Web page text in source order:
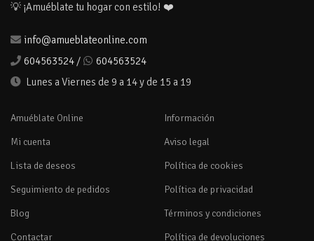
💡 ¡Amuéblate tu hogar con estilo! ❤️
info@amueblateonline.com
604563524 /
604563524
Lunes a Viernes de 9 a 14 y de 15 a 19
Amuéblate Online
Mi cuenta
Lista de deseos
Seguimiento de pedidos
Blog
Contactar
Información
Aviso legal
Política de cookies
Política de privacidad
Términos y condiciones
Política de devoluciones